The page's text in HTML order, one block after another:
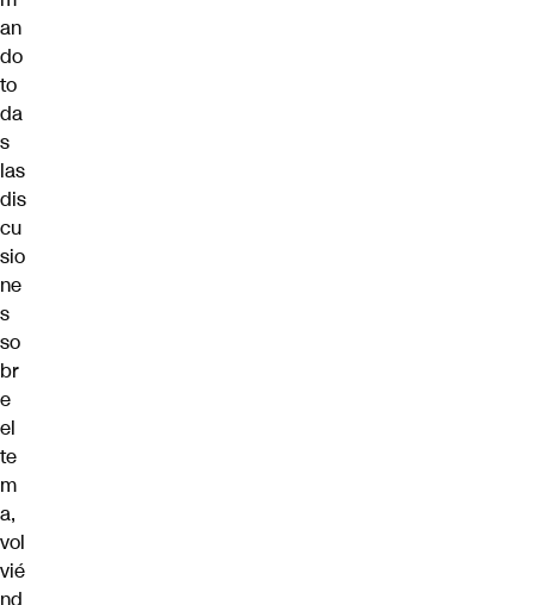
an
do
to
da
s
las
dis
cu
sio
ne
s
so
br
e
el
te
m
a,
vol
vié